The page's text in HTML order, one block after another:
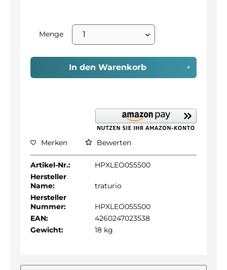
Menge
In den Warenkorb
Merken Bewerten
Artikel-Nr.:
HPXLEO055500
Hersteller
Name:
traturio
Hersteller
Nummer:
HPXLEO055500
EAN:
4260247023538
Gewicht:
18 kg